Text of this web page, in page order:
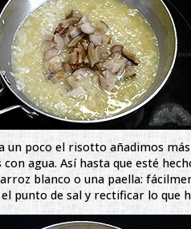
un poco el risotto añadimos
con agua. Así hasta que esté
blanco o una paella:
punto de sal y rectificar lo que